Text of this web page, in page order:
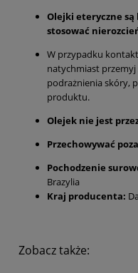
Olejki eteryczne są
stosować
W przypadku
natychmiast
podrażnienia skóry,
produktu.
Olejek nie jest
Przechowywać
Pochodzenie
Brazylia
Kraj producenta:
Zobacz także: